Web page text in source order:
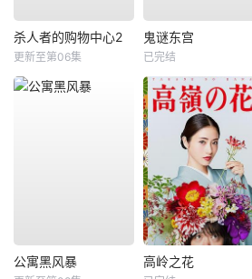
杀人者的购物中心2
更新至第06集
鬼谜东宫
已完结
公寓黑风暴 高岭之花